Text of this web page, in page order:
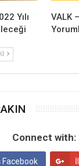
Yılı
VALK
Connect with:
Facebook